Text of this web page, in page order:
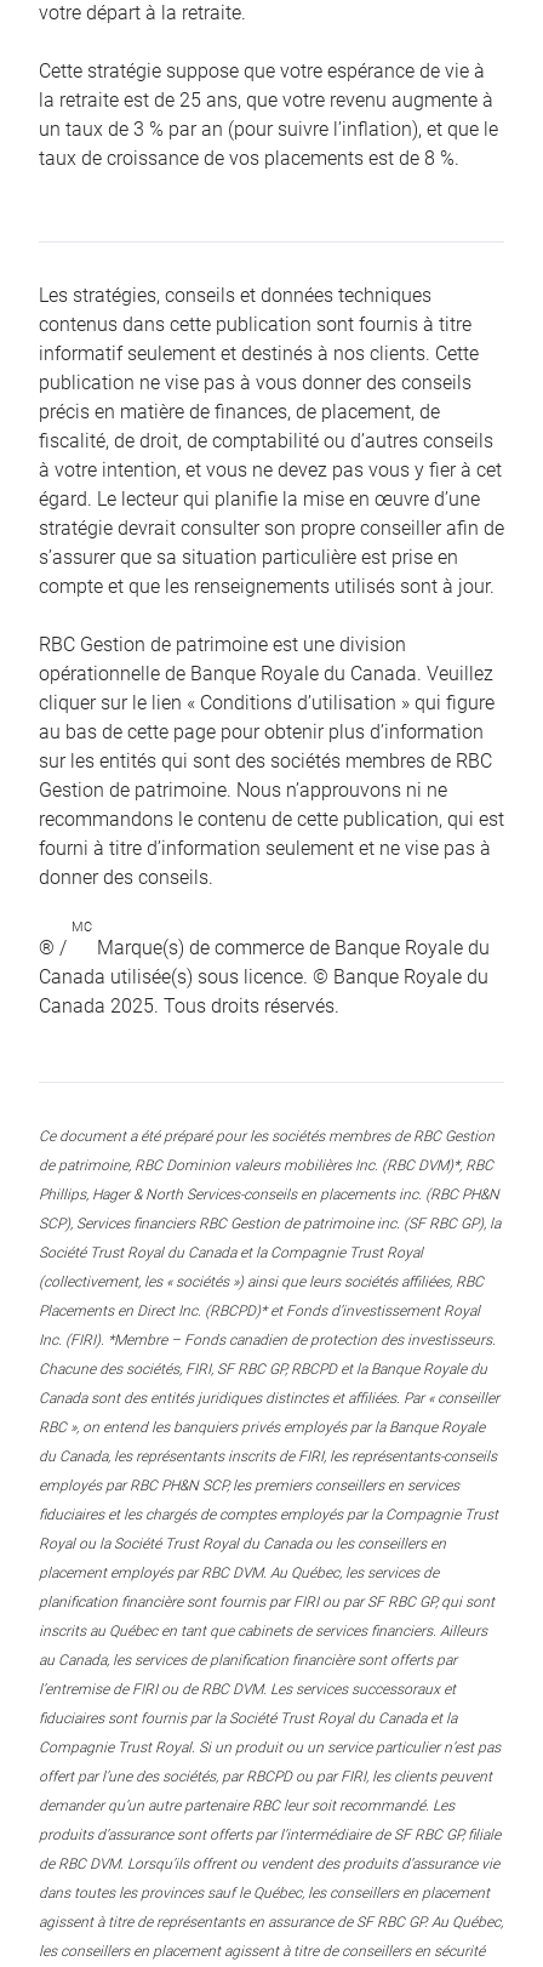
votre départ à la retraite.
Cette stratégie suppose que votre espérance de vie à
la retraite est de 25 ans, que votre revenu augmente à
un taux de 3 % par an (pour suivre l’inflation), et que le
taux de croissance de vos placements est de 8 %.
Les stratégies, conseils et données techniques
contenus dans cette publication sont fournis à titre
informatif seulement et destinés à nos clients. Cette
publication ne vise pas à vous donner des conseils
précis en matière de finances, de placement, de
fiscalité, de droit, de comptabilité ou d’autres conseils
à votre intention, et vous ne devez pas vous y fier à cet
égard. Le lecteur qui planifie la mise en œuvre d’une
stratégie devrait consulter son propre conseiller afin de
s’assurer que sa situation particulière est prise en
compte et que les renseignements utilisés sont à jour.
RBC Gestion de patrimoine est une division
opérationnelle de Banque Royale du Canada. Veuillez
cliquer sur le lien « Conditions d’utilisation » qui figure
au bas de cette page pour obtenir plus d’information
sur les entités qui sont des sociétés membres de RBC
Gestion de patrimoine. Nous n’approuvons ni ne
recommandons le contenu de cette publication, qui est
fourni à titre d’information seulement et ne vise pas à
donner des conseils.
® /
MC
Marque(s) de commerce de Banque Royale du
Canada utilisée(s) sous licence. © Banque Royale du
Canada 2025. Tous droits réservés.
Ce document a été préparé pour les sociétés membres de RBC Gestion
de patrimoine, RBC Dominion valeurs mobilières Inc. (RBC DVM)*, RBC
Phillips, Hager & North Services-conseils en placements inc. (RBC PH&N
SCP), Services financiers RBC Gestion de patrimoine inc. (SF RBC GP), la
Société Trust Royal du Canada et la Compagnie Trust Royal
(collectivement, les « sociétés ») ainsi que leurs sociétés affiliées, RBC
Placements en Direct Inc. (RBCPD)* et Fonds d’investissement Royal
Inc. (FIRI). *Membre – Fonds canadien de protection des investisseurs.
Chacune des sociétés, FIRI, SF RBC GP, RBCPD et la Banque Royale du
Canada sont des entités juridiques distinctes et affiliées. Par « conseiller
RBC », on entend les banquiers privés employés par la Banque Royale
du Canada, les représentants inscrits de FIRI, les représentants-conseils
employés par RBC PH&N SCP, les premiers conseillers en services
fiduciaires et les chargés de comptes employés par la Compagnie Trust
Royal ou la Société Trust Royal du Canada ou les conseillers en
placement employés par RBC DVM. Au Québec, les services de
planification financière sont fournis par FIRI ou par SF RBC GP, qui sont
inscrits au Québec en tant que cabinets de services financiers. Ailleurs
au Canada, les services de planification financière sont offerts par
l’entremise de FIRI ou de RBC DVM. Les services successoraux et
fiduciaires sont fournis par la Société Trust Royal du Canada et la
Compagnie Trust Royal. Si un produit ou un service particulier n’est pas
offert par l’une des sociétés, par RBCPD ou par FIRI, les clients peuvent
demander qu’un autre partenaire RBC leur soit recommandé. Les
produits d’assurance sont offerts par l’intermédiaire de SF RBC GP, filiale
de RBC DVM. Lorsqu’ils offrent ou vendent des produits d’assurance vie
dans toutes les provinces sauf le Québec, les conseillers en placement
agissent à titre de représentants en assurance de SF RBC GP. Au Québec,
les conseillers en placement agissent à titre de conseillers en sécurité